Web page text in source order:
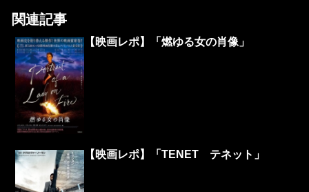
関連記事
【映画レポ】「燃ゆる女の肖像」
【映画レポ】「TENET テネット」